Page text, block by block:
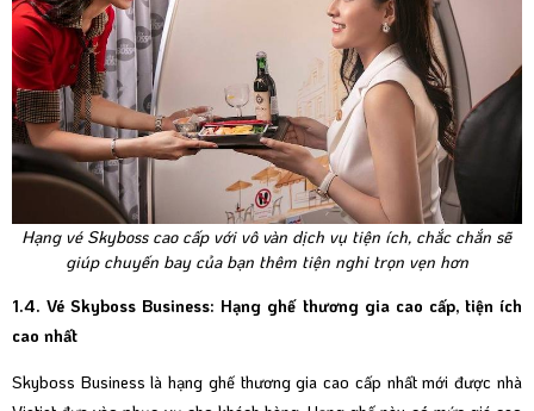
Hạng vé Skyboss cao cấp với vô vàn dịch vụ tiện ích, chắc chắn sẽ
giúp chuyến bay của bạn thêm tiện nghi trọn vẹn hơn
1.4. Vé Skyboss Business: Hạng ghế thương gia cao cấp, tiện ích
cao nhất
Skyboss Business là hạng ghế thương gia cao cấp nhất mới được nhà